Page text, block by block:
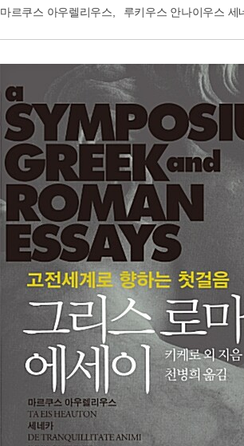
마르쿠스 아우렐리우스 루키우스 안나이우스 세